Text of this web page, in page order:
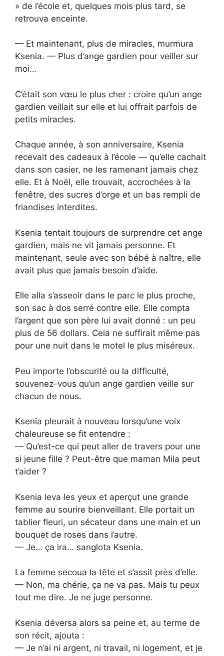
» de l’école et, quelques mois plus tard, se
retrouva enceinte.
— Et maintenant, plus de miracles, murmura
Ksenia. — Plus d’ange gardien pour veiller sur
moi…
C’était son vœu le plus cher : croire qu’un ange
gardien veillait sur elle et lui offrait parfois de
petits miracles.
Chaque année, à son anniversaire, Ksenia
recevait des cadeaux à l’école — qu’elle cachait
dans son casier, ne les ramenant jamais chez
elle. Et à Noël, elle trouvait, accrochées à la
fenêtre, des sucres d’orge et un bas rempli de
friandises interdites.
Ksenia tentait toujours de surprendre cet ange
gardien, mais ne vit jamais personne. Et
maintenant, seule avec son bébé à naître, elle
avait plus que jamais besoin d’aide.
Elle alla s’asseoir dans le parc le plus proche,
son sac à dos serré contre elle. Elle compta
l’argent que son père lui avait donné : un peu
plus de 56 dollars. Cela ne suffirait même pas
pour une nuit dans le motel le plus miséreux.
Peu importe l’obscurité ou la difficulté,
souvenez-vous qu’un ange gardien veille sur
chacun de nous.
Ksenia pleurait à nouveau lorsqu’une voix
chaleureuse se fit entendre :
— Qu’est-ce qui peut aller de travers pour une
si jeune fille ? Peut-être que maman Mila peut
t’aider ?
Ksenia leva les yeux et aperçut une grande
femme au sourire bienveillant. Elle portait un
tablier fleuri, un sécateur dans une main et un
bouquet de roses dans l’autre.
— Je… ça ira… sanglota Ksenia.
La femme secoua la tête et s’assit près d’elle.
— Non, ma chérie, ça ne va pas. Mais tu peux
tout me dire. Je ne juge personne.
Ksenia déversa alors sa peine et, au terme de
son récit, ajouta :
— Je n’ai ni argent, ni travail, ni logement, et je